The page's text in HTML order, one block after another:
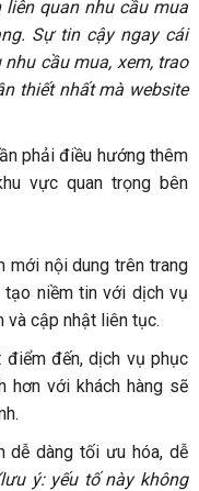
quan nhu cầu mua
Sự tin cậy ngay cái
cầu mua, xem, trao
thiết nhất mà website
phải điều hướng thêm
vực quan trọng bên
mới nội dung trên trang
tạo niềm tin với dịch vụ
và cập nhật liên tục.
đến, dịch vụ phục
hơn với khách hàng sẽ
dễ dàng tối ưu hóa, dễ
ý: yếu tố này không